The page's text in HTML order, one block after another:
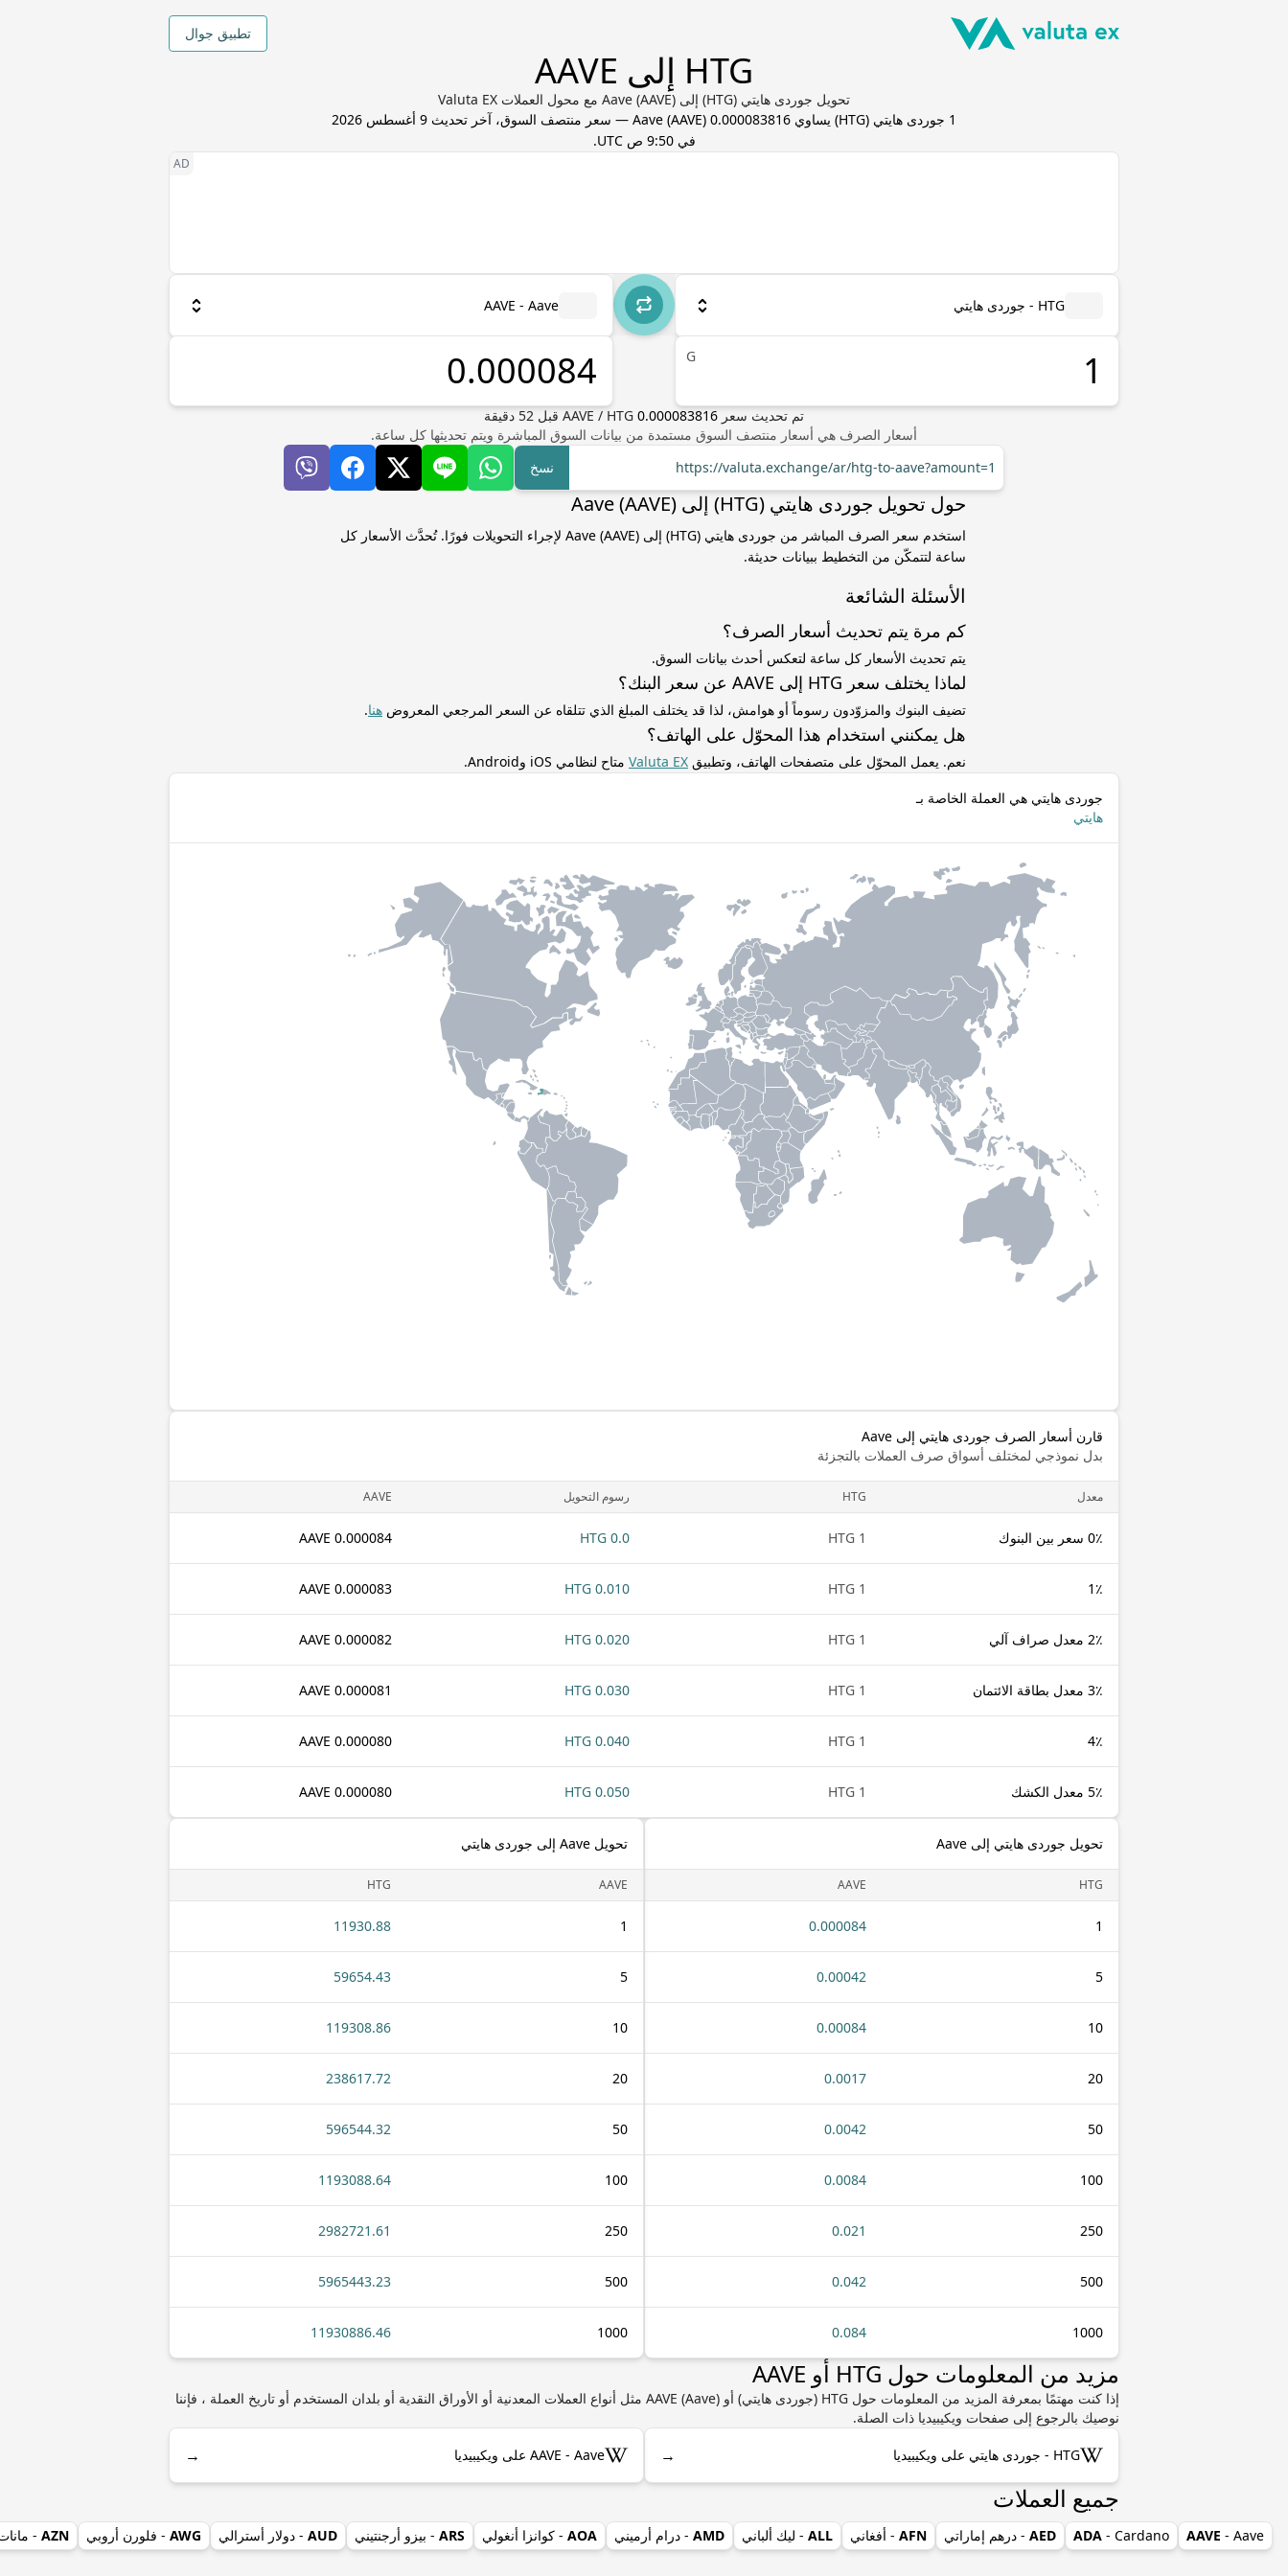
تطبيق جوال
HTG إلى AAVE
تحويل جوردى هايتي (HTG) إلى Aave (AAVE) مع محول العملات Valuta EX
1 جوردى هايتي (
HTG) يساوي 0.000083816
Aave (AAVE) — سعر منتصف السوق، آخر تحديث
9 أغسطس 2026
في 9:50 ص UTC
.
HTG - جوردى هايتي
G
AAVE - Aave
تم تحديث سعر AAVE / HTG 0.000083816 قبل 52 دقيقة
أسعار الصرف هي أسعار منتصف السوق مستمدة من بيانات السوق المباشرة ويتم تحديثها كل ساعة.
https://valuta.exchange/ar/htg-to-aave?amount=1
نسخ
حول تحويل جوردى هايتي (HTG) إلى Aave (AAVE)
استخدم سعر الصرف المباشر من جوردى هايتي (HTG) إلى Aave (AAVE) لإجراء التحويلات فورًا. تُحدَّث الأسعار كل
ساعة لتتمكّن من التخطيط ببيانات حديثة.
الأسئلة الشائعة
كم مرة يتم تحديث أسعار الصرف؟
يتم تحديث الأسعار كل ساعة لتعكس أحدث بيانات السوق.
لماذا يختلف سعر HTG إلى AAVE عن سعر البنك؟
تضيف البنوك والمزوّدون رسوماً أو هوامش، لذا قد يختلف المبلغ الذي تتلقاه عن السعر المرجعي المعروض هنا.
هل يمكنني استخدام هذا المحوّل على الهاتف؟
نعم. يعمل المحوّل على متصفحات الهاتف، وتطبيق Valuta EX متاح لنظامي iOS وAndroid.
جوردى هايتي هي العملة الخاصة بـ
هايتي
قارن أسعار الصرف جوردى هايتي إلى Aave
بدل نموذجي لمختلف أسواق صرف العملات بالتجزئة
معدل HTG رسوم التحويل AAVE
0٪ سعر بين البنوك 1 HTG
0.0 HTG
0.000084 AAVE
1٪ 1 HTG
0.010 HTG
0.000083 AAVE
2٪ معدل صراف آلي 1 HTG
0.020 HTG
0.000082 AAVE
3٪ معدل بطاقة الائتمان 1 HTG
0.030 HTG
0.000081 AAVE
4٪ 1 HTG
0.040 HTG
0.000080 AAVE
5٪ معدل الكشك 1 HTG
0.050 HTG
0.000080 AAVE
تحويل جوردى هايتي إلى Aave
HTG
AAVE
1
0.000084
5
0.00042
10
0.00084
20
0.0017
50
0.0042
100
0.0084
250
0.021
500
0.042
1000
0.084
تحويل Aave إلى جوردى هايتي
AAVE
HTG
1
11930.88
5
59654.43
10
119308.86
20
238617.72
50
596544.32
100
1193088.64
250
2982721.61
500
5965443.23
1000
11930886.46
مزيد من المعلومات حول HTG أو AAVE
إذا كنت مهتمًا بمعرفة المزيد من المعلومات حول HTG (جوردى هايتي) أو AAVE (Aave) مثل أنواع العملات المعدنية أو الأوراق النقدية أو بلدان المستخدم أو تاريخ العملة ، فإننا
نوصيك بالرجوع إلى صفحات ويكيبيديا ذات الصلة.
HTG - جوردى هايتي على ويكيبيديا → AAVE - Aave على ويكيبيديا →
جميع العملات
AAVE - Aave
ADA - Cardano
AED - درهم إماراتي AFN - أفغاني ALL - ليك ألباني AMD - درام أرميني AOA - كوانزا أنغولي ARS - بيزو أرجنتيني AUD - دولار أسترالي AWG - فلورن أروبي AZN
-